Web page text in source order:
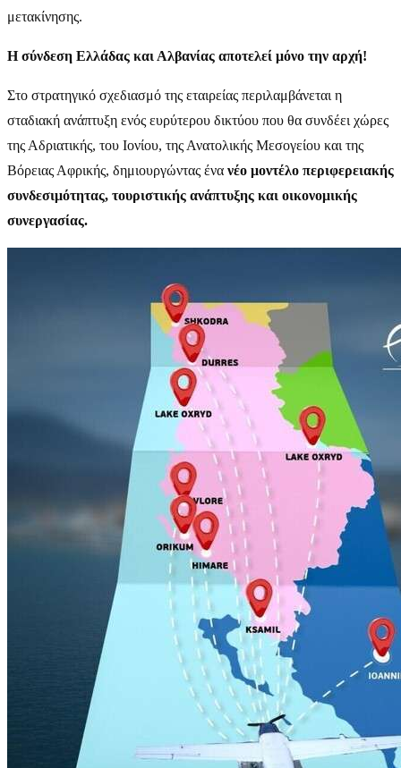
μετακίνησης.
Η σύνδεση Ελλάδας και Αλβανίας αποτελεί μόνο την αρχή!
Στο στρατηγικό σχεδιασμό της εταιρείας περιλαμβάνεται η
σταδιακή ανάπτυξη ενός ευρύτερου δικτύου που θα συνδέει χώρες
της Αδριατικής, του Ιονίου, της Ανατολικής Μεσογείου και της
Βόρειας Αφρικής, δημιουργώντας ένα νέο μοντέλο περιφερειακής
συνδεσιμότητας, τουριστικής ανάπτυξης και οικονομικής
συνεργασίας.